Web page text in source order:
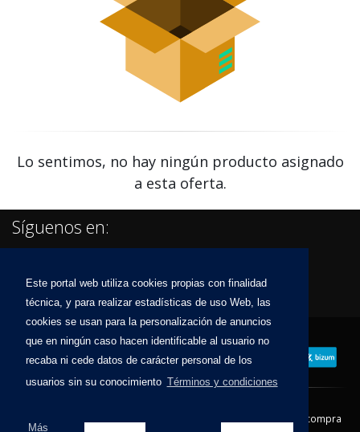
Este portal web utiliza cookies propias con finalidad
técnica, y para realizar estadísticas de uso Web, las
cookies se usan para la personalización de anuncios
que en ningún caso hacen identificable al usuario no
recaba ni cede datos de carácter personal de los
usuarios sin su conocimiento Términos y condiciones
Más
Lo sentimos, no hay ningún producto asignado
a esta oferta.
Síguenos en:
Condiciones de compra